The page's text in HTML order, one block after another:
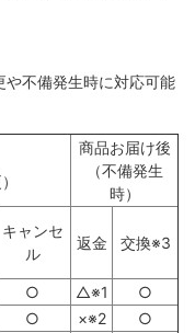
不備発生時に対応可能
商品お届け後
（不備発生
時）
キャンセ
ル
返金 交換※3
○ △※1
○
○ ×※2
○